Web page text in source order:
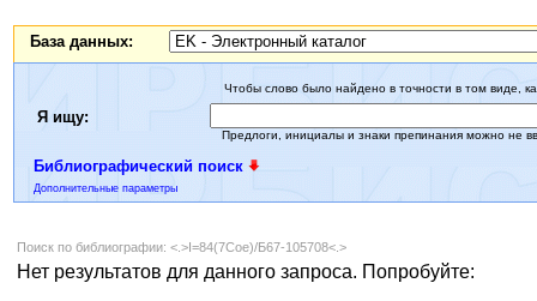
База данных:
Я ищу:
Чтобы слово было найдено в точности в том виде,
Предлоги, инициалы и знаки препинания можно не
Библиографический поиск
Дополнительные параметры
Поиск по библиографии: <.>I=84(7Сое)/Б67-105708<.>
Нет результатов для данного запроса. Попробуйте: